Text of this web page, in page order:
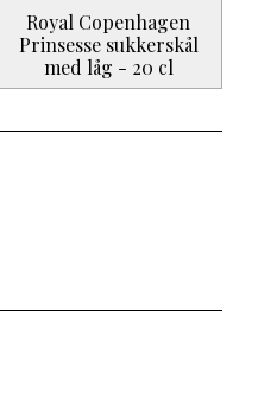
Royal Copenhagen
Prinsesse sukkerskål
med låg - 20 cl